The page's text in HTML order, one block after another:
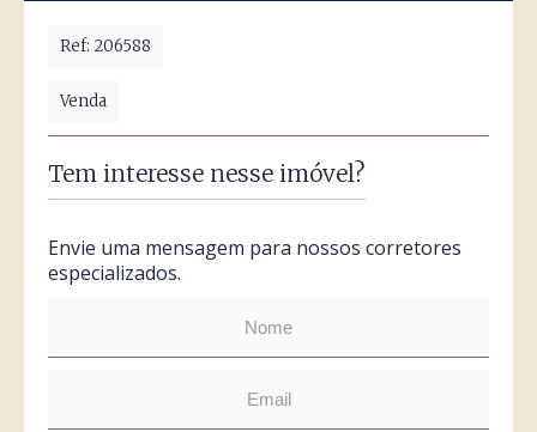
Ref: 206588
Venda
Tem interesse nesse imóvel?
Envie uma mensagem para nossos corretores
especializados.